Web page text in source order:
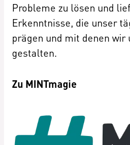
Probleme zu lösen und
Erkenntnisse, die unser
prägen und mit denen wir
gestalten.
Zu MINTmagie